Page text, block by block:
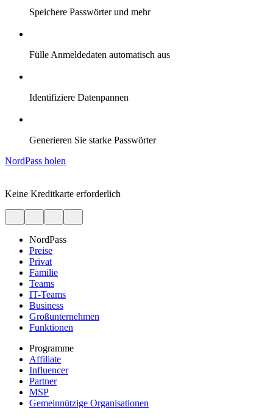
Speichere Passwörter und mehr
Fülle Anmeldedaten automatisch aus
Identifiziere Datenpannen
Generieren Sie starke Passwörter
NordPass holen
Keine Kreditkarte erforderlich
NordPass
Preise
Privat
Familie
Teams
IT-Teams
Business
Großunternehmen
Funktionen
Programme
Affiliate
Influencer
Partner
MSP
Gemeinnützige Organisationen